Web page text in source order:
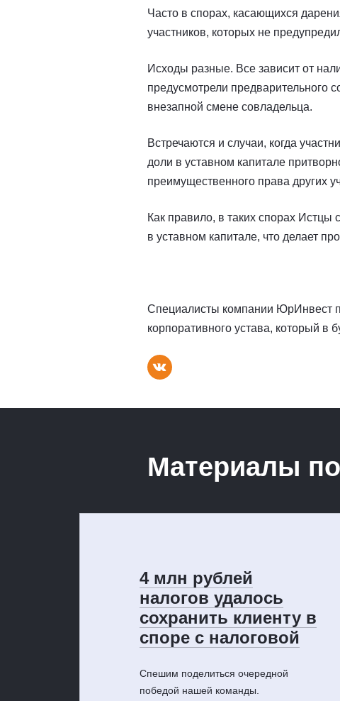
Часто в спорах, касающихся
участников, которых не
Исходы разные. Все зависит от
предусмотрели предварительного
внезапной смене совладельца.
Встречаются и случаи, когда
доли в уставном капитале
преимущественного права других
Как правило, в таких спорах Истцы
в уставном капитале, что делает
Специалисты компании ЮрИнвест
корпоративного устава, который в
Материалы
4 млн рублей
налогов удалось
сохранить клиенту в
споре с налоговой
Спешим поделиться очередной
победой нашей команды.